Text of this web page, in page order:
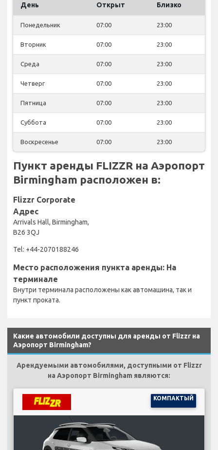
День Открыт Близко
Понедельник 07:00 23:00
Вторник 07:00 23:00
Среда 07:00 23:00
Четверг 07:00 23:00
Пятница 07:00 23:00
Суббота 07:00 23:00
Воскресенье 07:00 23:00
Пункт аренды FLIZZR на Аэропорт
Birmingham расположен в:
Flizzr Corporate
Адрес
Arrivals Hall, Birmingham,
B26 3QJ
Tel: +44-2070188246
Место расположения пункта аренды: На
терминале
Внутри терминала расположены как автомашина, так и
пункт проката.
Какие автомобили доступны для аренды от Flizzr на
Аэропорт Birmingham?
Арендуемыми автомобилями, доступными от Flizzr
на Аэропорт Birmingham являются:
КОМПАКТЫЙ